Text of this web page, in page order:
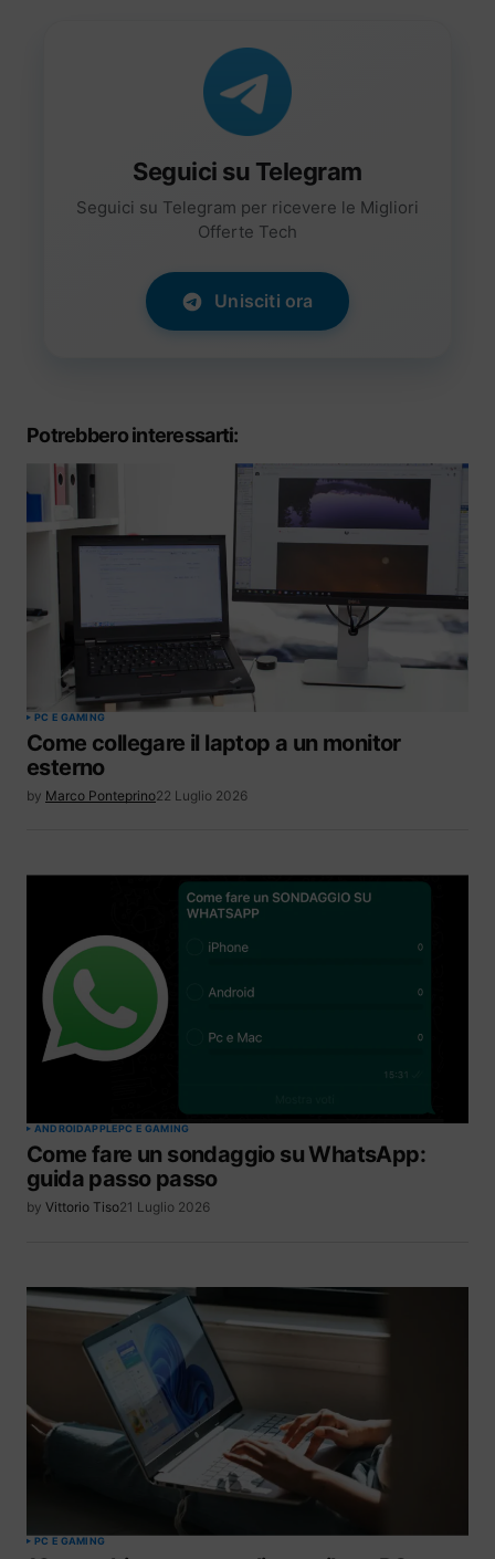
Seguici su Telegram
Seguici su Telegram per ricevere le Migliori
Offerte Tech
Unisciti ora
Potrebbero interessarti:
PC E GAMING
Come collegare il laptop a un monitor
esterno
by Marco Ponteprino22 Luglio 2026
ANDROIDAPPLEPC E GAMING
Come fare un sondaggio su WhatsApp:
guida passo passo
by Vittorio Tiso21 Luglio 2026
PC E GAMING